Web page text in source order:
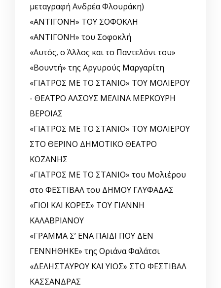
μεταγραφή Ανδρέα Φλουράκη)
«ΑΝΤΙΓΟΝΗ» ΤΟΥ ΣΟΦΟΚΛΗ
«ΑΝΤΙΓΟΝΗ» του Σοφοκλή
«Αυτός, o Άλλος και το Παντελόνι του»
«Βουντή» της Αργυρούς Μαργαρίτη
«ΓΙΑΤΡΟΣ ΜΕ ΤΟ ΣΤΑΝΙΟ» ΤΟΥ ΜΟΛΙΕΡΟΥ
- ΘΕΑΤΡΟ ΑΛΣΟΥΣ ΜΕΛΙΝΑ ΜΕΡΚΟΥΡΗ
ΒΕΡΟΙΑΣ
«ΓΙΑΤΡΟΣ ΜΕ ΤΟ ΣΤΑΝΙΟ» ΤΟΥ ΜΟΛΙΕΡΟΥ
ΣΤΟ ΘΕΡΙΝΟ ΔΗΜΟΤΙΚΟ ΘΕΑΤΡΟ
ΚΟΖΑΝΗΣ
«ΓΙΑΤΡΟΣ ΜΕ ΤΟ ΣΤΑΝΙΟ» του Μολιέρου
στο ΦΕΣΤΙΒΑΛ του ΔΗΜΟΥ ΓΛΥΦΑΔΑΣ
«ΓΙΟΙ ΚΑΙ ΚΟΡΕΣ» ΤΟΥ ΓΙΑΝΝΗ
ΚΑΛΑΒΡΙΑΝΟΥ
«ΓΡΑΜΜΑ Σ’ ΕΝΑ ΠΑΙΔΙ ΠΟΥ ΔΕΝ
ΓΕΝΝΗΘΗΚΕ» της Οριάνα Φαλάτσι
«ΔΕΛΗΣΤΑΥΡΟΥ ΚΑΙ ΥΙΟΣ» ΣΤΟ ΦΕΣΤΙΒΑΛ
ΚΑΣΣΑΝΔΡΑΣ